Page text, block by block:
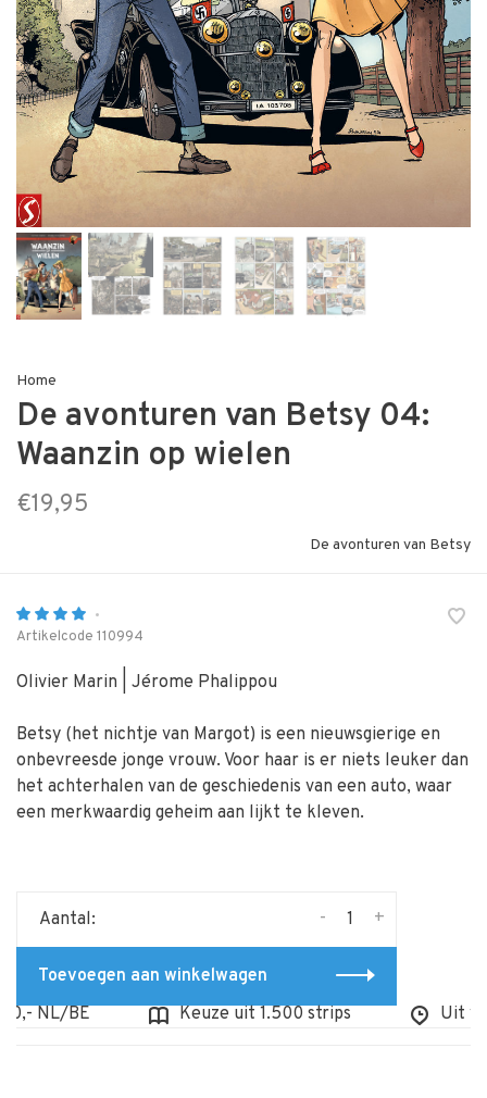
Home
De avonturen van Betsy 04:
Waanzin op wielen
€19,95
De avonturen van Betsy
•
Artikelcode 110994
Olivier Marin | Jérome Phalippou
Betsy (het nichtje van Margot) is een nieuwsgierige en
onbevreesde jonge vrouw. Voor haar is er niets leuker dan
het achterhalen van de geschiedenis van een auto, waar
een merkwaardig geheim aan lijkt te kleven.
Aantal: +
-
Toevoegen aan winkelwagen
NL/BE
Keuze uit 1.500 strips Uit